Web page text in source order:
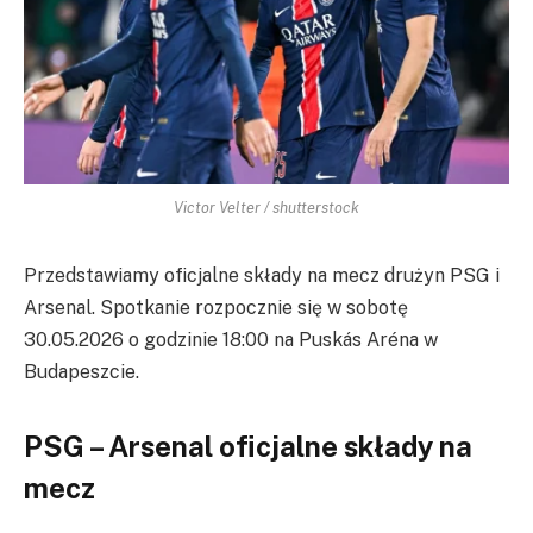
Victor Velter / shutterstock
Przedstawiamy oficjalne składy na mecz drużyn PSG i
Arsenal. Spotkanie rozpocznie się w sobotę
30.05.2026 o godzinie 18:00 na Puskás Aréna w
Budapeszcie.
PSG – Arsenal oficjalne składy na
mecz